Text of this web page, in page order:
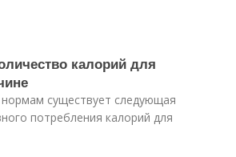
калорий для
существует следующая
потребления калорий для